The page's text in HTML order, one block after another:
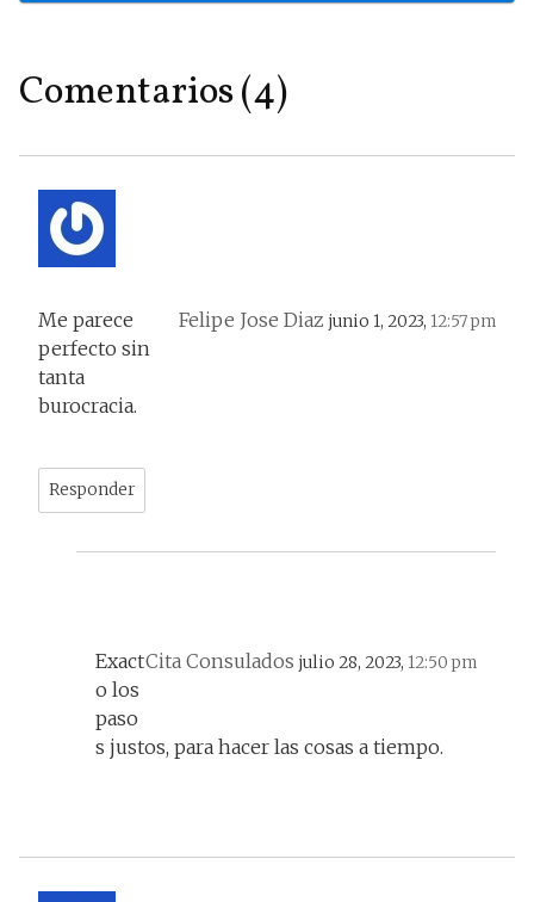
Comentarios (4)
Felipe Jose Diaz junio 1, 2023, 12:57 pm
Me parece
perfecto sin
tanta
burocracia.
Responder
Cita Consulados julio 28, 2023, 12:50 pm
Exact
o los
paso
s justos, para hacer las cosas a tiempo.